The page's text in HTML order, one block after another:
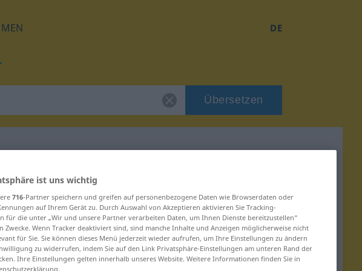
DE
Übersetzen
für "uneksia"
ist uns wichtig
716-Partner speichern und greifen auf personenbezogene Daten wie Browserdaten oder
auf Ihrem Gerät zu. Durch Auswahl von Akzeptieren aktivieren Sie Tracking-
für die unter „Wir und unsere Partner verarbeiten Daten, um Ihnen Dienste bereitzustellen“
Zwecke. Wenn Tracker deaktiviert sind, sind manche Inhalte und Anzeigen möglicherweise nicht
für Sie. Sie können dieses Menü jederzeit wieder aufrufen, um Ihre Einstellungen zu ändern
zu widerrufen, indem Sie auf den Link Privatsphäre-Einstellungen am unteren Rand der
Ihre Einstellungen gelten innerhalb unseres Website. Weitere Informationen finden Sie in